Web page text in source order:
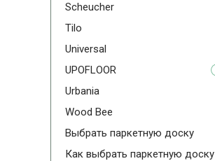
Scheucher
Tilo
Universal
UPOFLOOR
Urbania
Wood Bee
Выбрать паркетную доску
Как выбрать паркетную доску